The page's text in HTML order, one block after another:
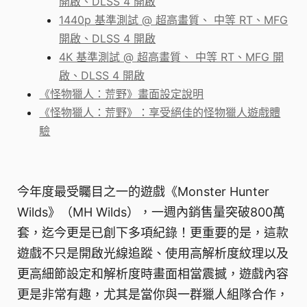
1440p 基準測試 @ 超高畫質、 中等 RT、MFG
開啟、DLSS 4 開啟
4K 基準測試 @ 超高畫質、 中等 RT、MFG 開
啟、DLSS 4 開啟
《怪物獵人：荒野》畫面設定說明
《怪物獵人：荒野》：享受絕佳的怪物獵人遊戲體
驗
今年度最受矚目之一的遊戲《Monster Hunter
Wilds》（MH Wilds），一週內銷售量突破800萬
套，迄今更是已創下多項紀錄！更重要的是，這款
遊戲不只是開啟光線追蹤、使用高解析度紋理以及
更高細節設定和解析度時畫面相當震撼，遊戲內容
更是非常有趣，尤其是當你與一群獵人組隊合作，